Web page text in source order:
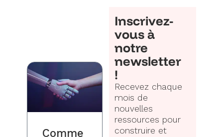
Comme
Inscrivez-
vous à
notre
newsletter
!
Recevez chaque
mois de
nouvelles
ressources pour
construire et